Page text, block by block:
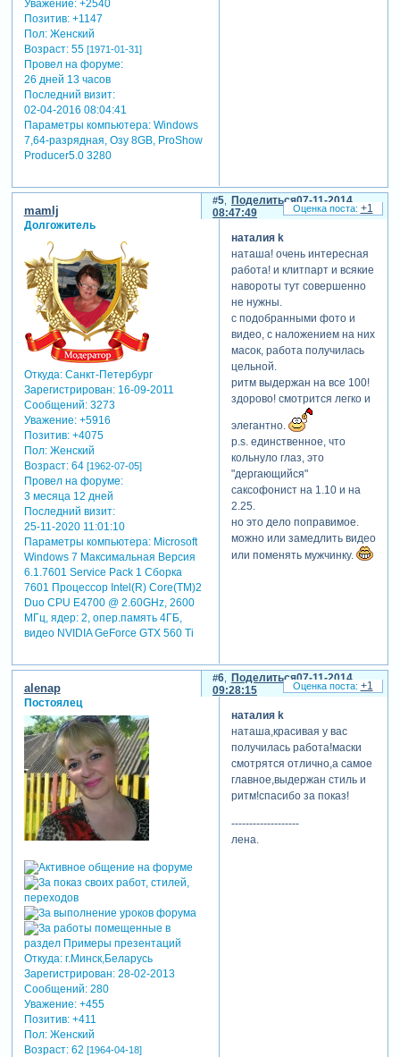
Уважение: +2540
Позитив: +1147
Пол:Женский
Возраст:55 [1971-01-31]
Провел на форуме:
26 дней 13 часов
Последний визит:
02-04-2016 08:04:41
Параметры компьютера:Windows
7,64-разрядная, Озу 8GB, ProShow
Producer5.0 3280
Поделиться
5
07-11-2014
08:47:49
mamlj
Долгожитель
Откуда:Санкт-Петербург
Зарегистрирован: 16-09-2011
Сообщений:3273
Уважение: +5916
Позитив: +4075
Пол:Женский
Возраст:64 [1962-07-05]
Провел на форуме:
3 месяца 12 дней
Последний визит:
25-11-2020 11:01:10
Параметры компьютера:Microsoft
Windows 7 Максимальная Версия
6.1.7601 Service Pack 1 Сборка
7601 Процессор Intel(R) Core(TM)2
Duo CPU E4700 @ 2.60GHz, 2600
МГц, ядер: 2, опер.память 4ГБ,
видео NVIDIA GeForce GTX 560 Ti
наталия k
наташа! очень интересная
работа! и клитпарт и всякие
навороты тут совершенно
не нужны.
с подобранными фото и
видео, с наложением на них
масок, работа получилась
цельной.
ритм выдержан на все 100!
здорово! смотрится легко и
элегантно.
p.s. единственное, что
кольнуло глаз, это
"дергающийся"
саксофонист на 1.10 и на
2.25.
но это дело поправимое.
можно или замедлить видео
или поменять мужчинку.
+1
Поделиться
6
07-11-2014
09:28:15
alenap
Постоялец
Откуда:г.Минск,Беларусь
Зарегистрирован: 28-02-2013
Сообщений:280
Уважение: +455
Позитив: +411
Пол:Женский
Возраст:62 [1964-04-18]
наталия k
наташа,красивая у вас
получилась работа!маски
смотрятся отлично,а самое
главное,выдержан стиль и
ритм!спасибо за показ!
-------------------
лена.
+1